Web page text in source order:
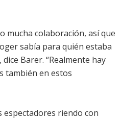
mucha colaboración, así que
sabía para quién estaba
Barer. “Realmente hay
también en estos
espectadores riendo con